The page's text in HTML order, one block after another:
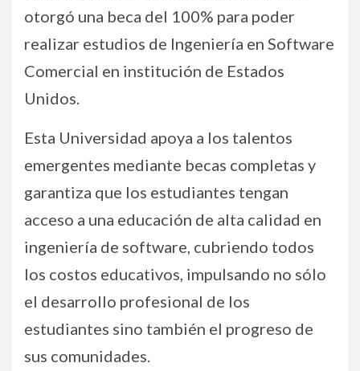
otorgó una beca del 100% para poder
realizar estudios de Ingeniería en Software
Comercial en institución de Estados
Unidos.
Esta Universidad apoya a los talentos
emergentes mediante becas completas y
garantiza que los estudiantes tengan
acceso a una educación de alta calidad en
ingeniería de software, cubriendo todos
los costos educativos, impulsando no sólo
el desarrollo profesional de los
estudiantes sino también el progreso de
sus comunidades.